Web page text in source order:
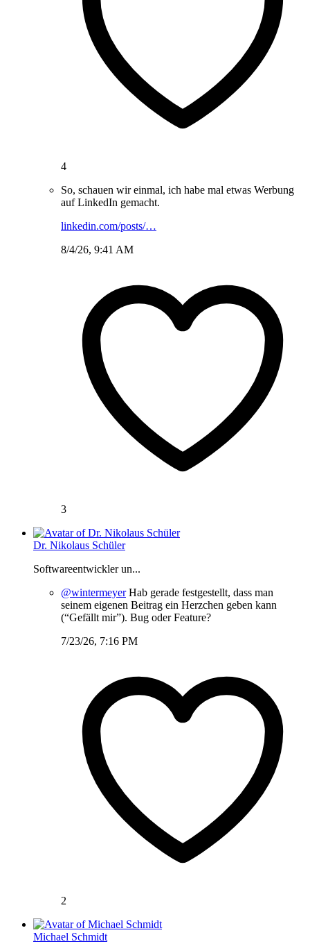
4
So, schauen wir einmal, ich habe mal etwas Werbung
auf LinkedIn gemacht.
linkedin.com/posts/…
8/4/26, 9:41 AM
3
Dr. Nikolaus Schüler
Softwareentwickler un...
@wintermeyerHab gerade festgestellt, dass man
seinem eigenen Beitrag ein Herzchen geben kann
(“Gefällt mir”). Bug oder Feature?
7/23/26, 7:16 PM
2
Michael Schmidt